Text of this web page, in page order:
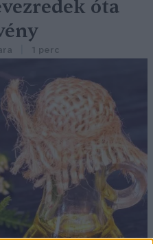
óta
1 perc